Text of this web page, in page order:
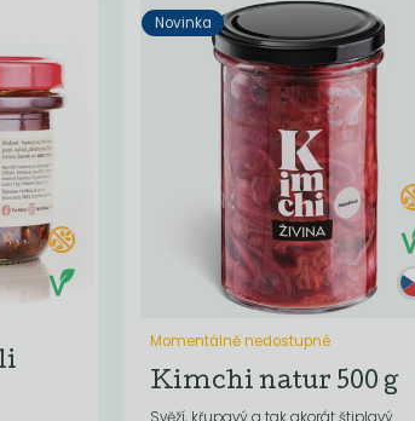
Novinka
Momentálně nedostupné
Kimchi natur 500 g